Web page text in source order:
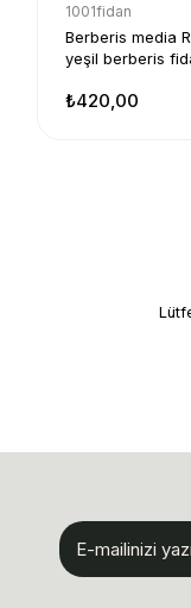
1001fidan
Berberis media
yeşil berberis
₺420,00